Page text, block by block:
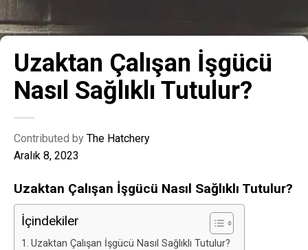
Uzaktan Çalışan İşgücü
Nasıl Sağlıklı Tutulur?
Contributed by The Hatchery
Aralık 8, 2023
Uzaktan Çalışan İşgücü Nasıl Sağlıklı Tutulur?
İçindekiler
Uzaktan Çalışan İşgücü Nasıl Sağlıklı Tutulur?